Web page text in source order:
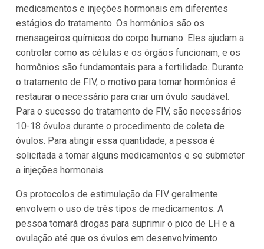
medicamentos e injeções hormonais em diferentes
estágios do tratamento. Os hormônios são os
mensageiros químicos do corpo humano. Eles ajudam a
controlar como as células e os órgãos funcionam, e os
hormônios são fundamentais para a fertilidade. Durante
o tratamento de FIV, o motivo para tomar hormônios é
restaurar o necessário para criar um óvulo saudável.
Para o sucesso do tratamento de FIV, são necessários
10-18 óvulos durante o procedimento de coleta de
óvulos. Para atingir essa quantidade, a pessoa é
solicitada a tomar alguns medicamentos e se submeter
a injeções hormonais.
Os protocolos de estimulação da FIV geralmente
envolvem o uso de três tipos de medicamentos. A
pessoa tomará drogas para suprimir o pico de LH e a
ovulação até que os óvulos em desenvolvimento